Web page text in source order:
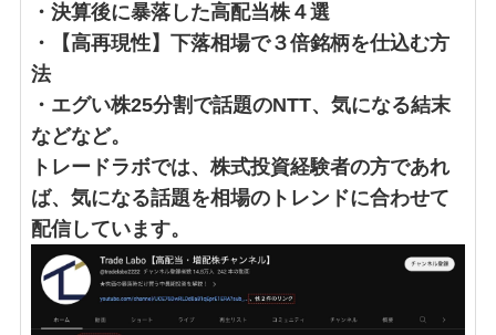
・決算後に暴落した高配当株４選
・【高再現性】下落相場で３倍銘柄を仕込む方
法
・エグい株25分割で話題のNTT、気になる結末
などなど。
トレードラボでは、株式投資経験者の方であれ
ば、気になる話題を相場のトレンドに合わせて
配信しています。